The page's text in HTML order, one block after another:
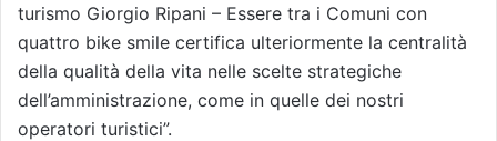
turismo Giorgio Ripani – Essere tra i Comuni con
quattro bike smile certifica ulteriormente la centralità
della qualità della vita nelle scelte strategiche
dell’amministrazione, come in quelle dei nostri
operatori turistici”.